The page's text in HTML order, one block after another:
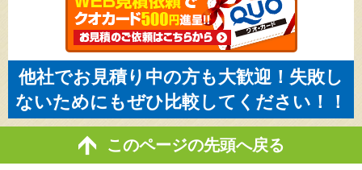
他社でお見積り中の方も大歓迎！失敗し
ないためにもぜひ比較してください！！
このページの先頭へ戻る